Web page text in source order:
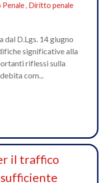
, Diritto penale
D.Lgs. 14 giugno
significative alla
riflessi sulla
com...
il traffico